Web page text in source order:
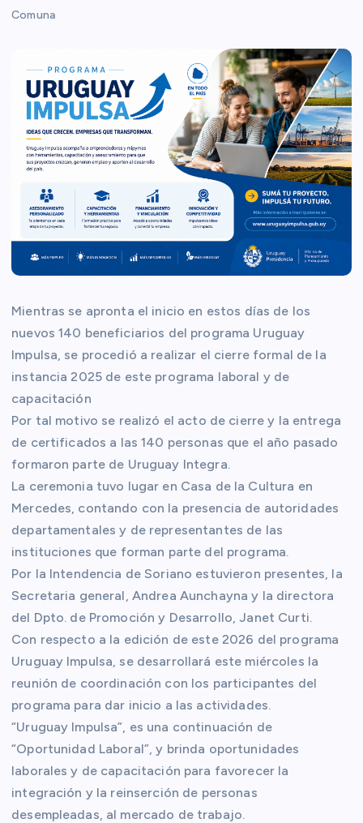
Comuna
Mientras se apronta el inicio en estos días de los
nuevos 140 beneficiarios del programa Uruguay
Impulsa, se procedió a realizar el cierre formal de la
instancia 2025 de este programa laboral y de
capacitación
Por tal motivo se realizó el acto de cierre y la entrega
de certificados a las 140 personas que el año pasado
formaron parte de Uruguay Integra.
La ceremonia tuvo lugar en Casa de la Cultura en
Mercedes, contando con la presencia de autoridades
departamentales y de representantes de las
instituciones que forman parte del programa.
Por la Intendencia de Soriano estuvieron presentes, la
Secretaria general, Andrea Aunchayna y la directora
del Dpto. de Promoción y Desarrollo, Janet Curti.
Con respecto a la edición de este 2026 del programa
Uruguay Impulsa, se desarrollará este miércoles la
reunión de coordinación con los participantes del
programa para dar inicio a las actividades.
“Uruguay Impulsa”, es una continuación de
“Oportunidad Laboral”, y brinda oportunidades
laborales y de capacitación para favorecer la
integración y la reinserción de personas
desempleadas, al mercado de trabajo.